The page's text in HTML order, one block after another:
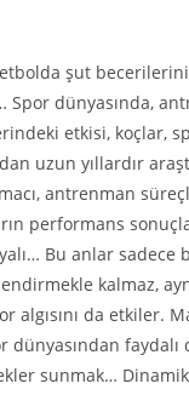
şut
Spor dünyasında,
etkisi, koçlar,
uzun yıllardır
antrenman
performans
Bu anlar sadece
kalmaz,
algısını da etkiler.
dünyasından faydalı
sunmak…